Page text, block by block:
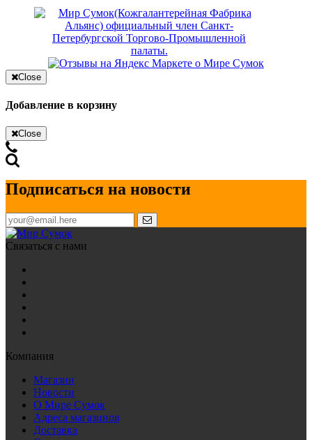
Close
Добавление в корзину
Close
Подписаться на новости
Связаться с нами
Компания
Магазин
Новости
О Мире Сумок
Адреса магазинов
Доставка